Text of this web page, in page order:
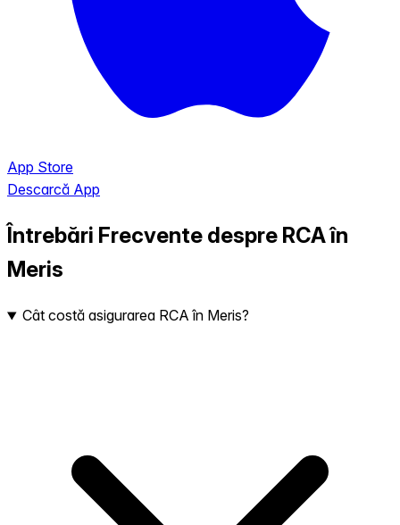
App Store
Descarcă App
Întrebări Frecvente despre RCA în
Meris
Cât costă asigurarea RCA în Meris?